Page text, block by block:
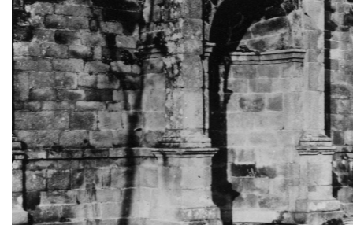
Zoom sur l'image